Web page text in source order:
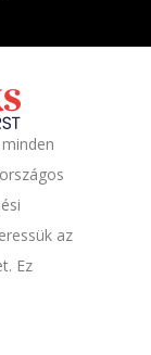
az
Ez